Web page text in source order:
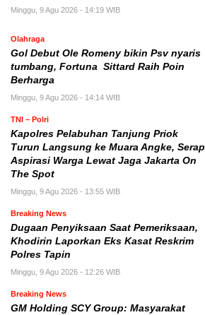
Minggu, 9 Agu 2026 - 14:19 WIB
Olahraga
Gol Debut Ole Romeny bikin Psv nyaris
tumbang, Fortuna Sittard Raih Poin
Berharga
Minggu, 9 Agu 2026 - 14:14 WIB
TNI – Polri
Kapolres Pelabuhan Tanjung Priok
Turun Langsung ke Muara Angke, Serap
Aspirasi Warga Lewat Jaga Jakarta On
The Spot
Minggu, 9 Agu 2026 - 13:55 WIB
Breaking News
Dugaan Penyiksaan Saat Pemeriksaan,
Khodirin Laporkan Eks Kasat Reskrim
Polres Tapin
Minggu, 9 Agu 2026 - 12:26 WIB
Breaking News
GM Holding SCY Group: Masyarakat